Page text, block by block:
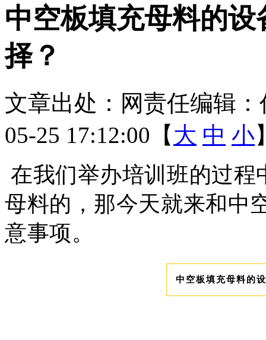
中空板填充母料的
择？
文章出处： 网责任编辑：
05-25 17:12:00【 大 中 小
在我们举办培训班的过
母料的，那今天就来和中
意事项。
中空板填充母料的